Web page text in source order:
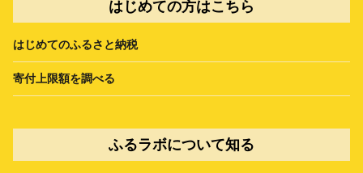
はじめての方はこちら
はじめてのふるさと納税
寄付上限額を調べる
ふるラボについて知る